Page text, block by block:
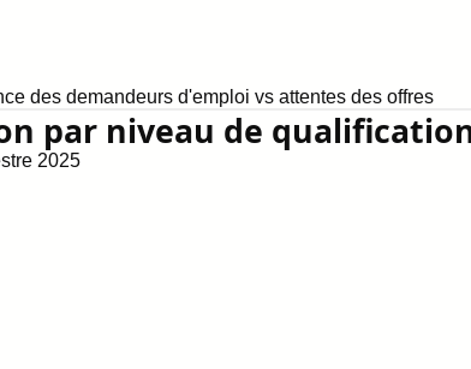
des demandeurs d'emploi vs attentes des offres
par niveau de
2025